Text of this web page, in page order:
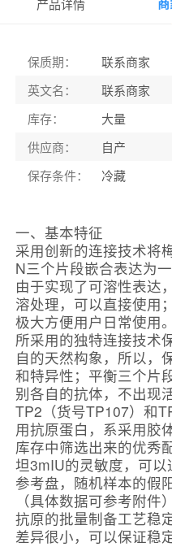
产品详情
保质期：
联系商家
英文名：
联系商家
库存：
大量
供应商：
自产
保存条件： 冷藏
一、基本特征
采用创新的连接技术将
N三个片段嵌合表达为
由于实现了可溶性表达
溶处理，可以直接使用
极大方便用户日常使用。
所采用的独特连接技术
自的天然构象，所以，
和特异性；平衡三个片
别各自的抗体，不出现
TP2（货号TP107）和
用抗原蛋白，系采用胶
库存中筛选出来的优秀
坦3mIU的灵敏度，可
参考盘，随机样本的假
（具体数据可参考附件）
抗原的批量制备工艺稳
差异很小，可以保证稳